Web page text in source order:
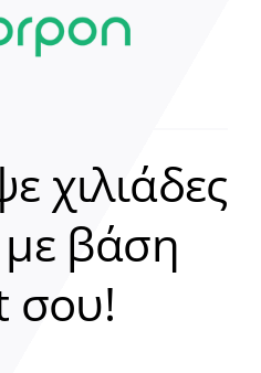
χιλιάδες
βάση
σου!